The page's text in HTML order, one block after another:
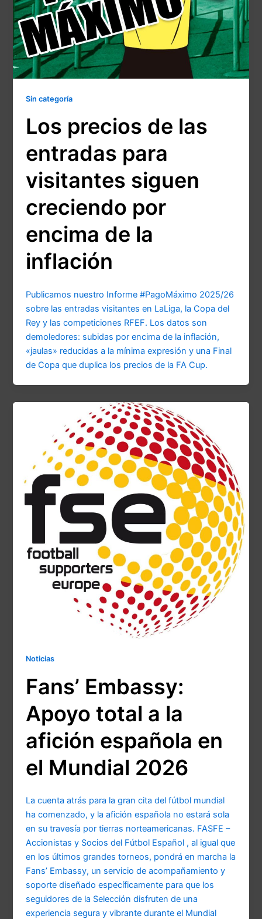
Sin categoría
Los precios de las
entradas para
visitantes siguen
creciendo por
encima de la
inflación
Publicamos nuestro Informe #PagoMáximo 2025/26
sobre las entradas visitantes en LaLiga, la Copa del
Rey y las competiciones RFEF. Los datos son
demoledores: subidas por encima de la inflación,
«jaulas» reducidas a la mínima expresión y una Final
de Copa que duplica los precios de la FA Cup.
Noticias
Fans’ Embassy:
Apoyo total a la
afición española en
el Mundial 2026
La cuenta atrás para la gran cita del fútbol mundial
ha comenzado, y la afición española no estará sola
en su travesía por tierras norteamericanas. FASFE –
Accionistas y Socios del Fútbol Español , al igual que
en los últimos grandes torneos, pondrá en marcha la
Fans’ Embassy, un servicio de acompañamiento y
soporte diseñado específicamente para que los
seguidores de la Selección disfruten de una
experiencia segura y vibrante durante el Mundial